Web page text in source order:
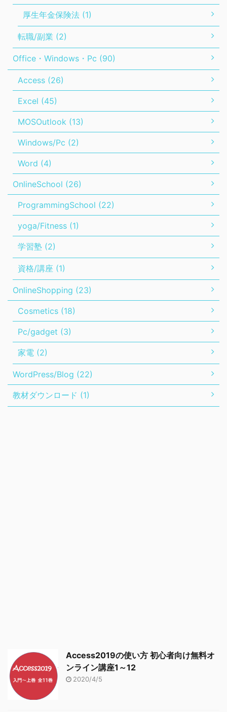
厚生年金保険法 (1)
転職/副業 (2)
Office・Windows・Pc (90)
Access (26)
Excel (45)
MOSOutlook (13)
Windows/Pc (2)
Word (4)
OnlineSchool (26)
ProgrammingSchool (22)
yoga/Fitness (1)
学習塾 (2)
資格/講座 (1)
OnlineShopping (23)
Cosmetics (18)
Pc/gadget (3)
家電 (2)
WordPress/Blog (22)
教材ダウンロード (1)
Access2019の使い方 初心者向け無料オ
ンライン講座1～12
2020/4/5